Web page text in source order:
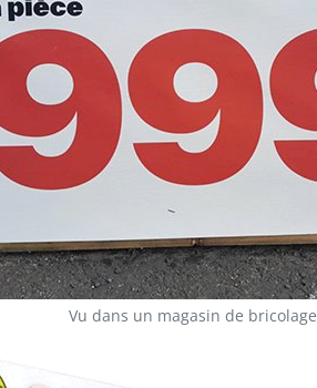
Vu dans un magasin de bricolage